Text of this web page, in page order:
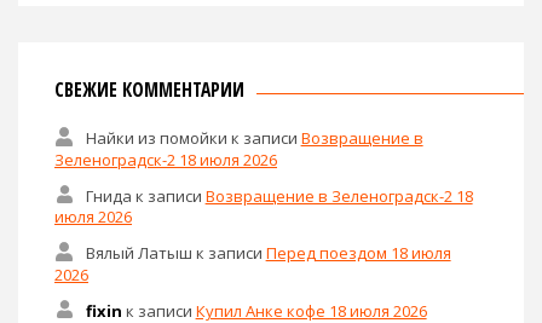
СВЕЖИЕ КОММЕНТАРИИ
Найки из помойки к записи Возвращение в
Зеленоградск-2 18 июля 2026
Гнида к записи Возвращение в Зеленоградск-2 18
июля 2026
Вялый Латыш к записи Перед поездом 18 июля
2026
fixin к записи Купил Анке кофе 18 июля 2026